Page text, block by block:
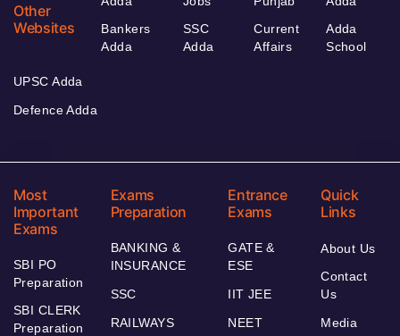
Other
Websites
Bankers
Adda
SSC
Adda
Current
Affairs
Adda
School
UPSC Adda
Defence Adda
Most
Important
Exams
SBI PO
Preparation
SBI CLERK
Preparation
Exams
Preparation
BANKING &
INSURANCE
SSC
RAILWAYS
Entrance
Exams
GATE &
ESE
IIT JEE
NEET
Quick
Links
About Us
Contact
Us
Media